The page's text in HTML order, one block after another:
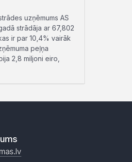
uzņēmums AS
strādāja ar 67,802
ir par 10,4% vairāk
peļņa
2,8 miljoni eiro,